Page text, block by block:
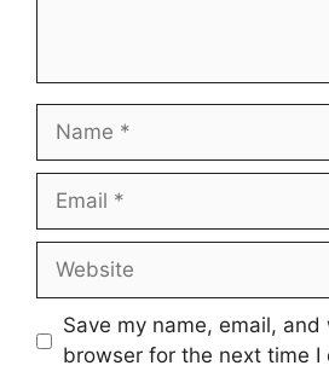
Name
Email
Website
Save my name, email,
browser for the next time I